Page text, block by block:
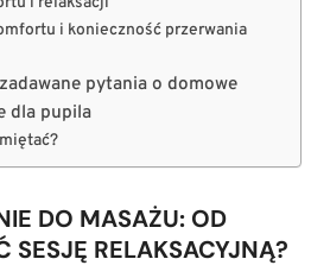
i konieczność przerwania
pytania o domowe
dla pupila
DO MASAŻU: OD
SESJĘ RELAKSACYJNĄ?